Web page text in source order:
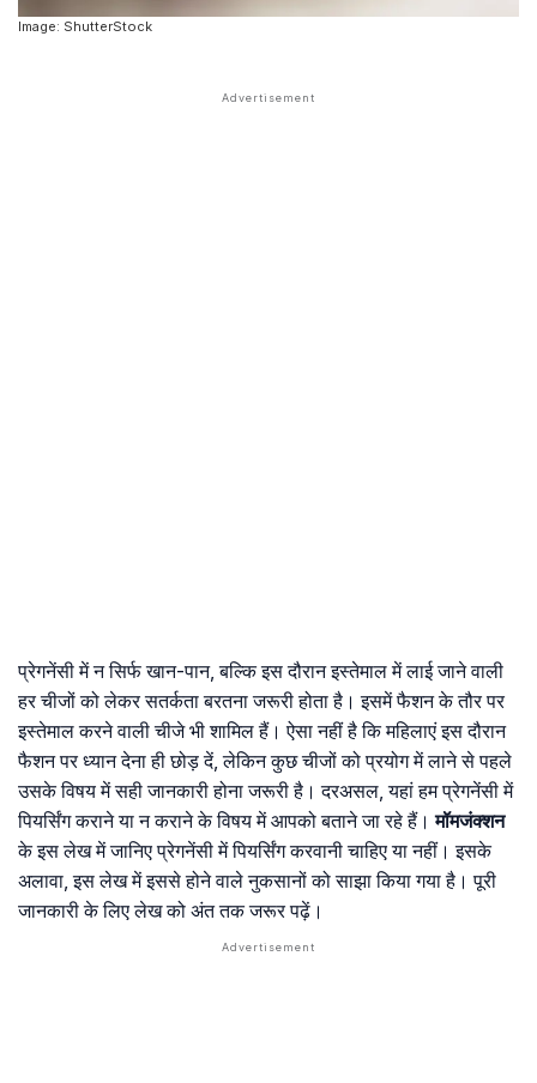
Image: ShutterStock
प्रेगनेंसी में न सिर्फ खान-पान, बल्कि इस दौरान इस्तेमाल में लाई जाने वाली
हर चीजों को लेकर सतर्कता बरतना जरूरी होता है। इसमें फैशन के तौर पर
इस्तेमाल करने वाली चीजे भी शामिल हैं। ऐसा नहीं है कि महिलाएं इस दौरान
फैशन पर ध्यान देना ही छोड़ दें, लेकिन कुछ चीजों को प्रयोग में लाने से पहले
उसके विषय में सही जानकारी होना जरूरी है। दरअसल, यहां हम प्रेगनेंसी में
पियर्सिंग कराने या न कराने के विषय में आपको बताने जा रहे हैं।मॉमजंक्शन
के इस लेख में जानिए प्रेगनेंसी में पियर्सिंग करवानी चाहिए या नहीं। इसके
अलावा, इस लेख में इससे होने वाले नुकसानों को साझा किया गया है। पूरी
जानकारी के लिए लेख को अंत तक जरूर पढ़ें।